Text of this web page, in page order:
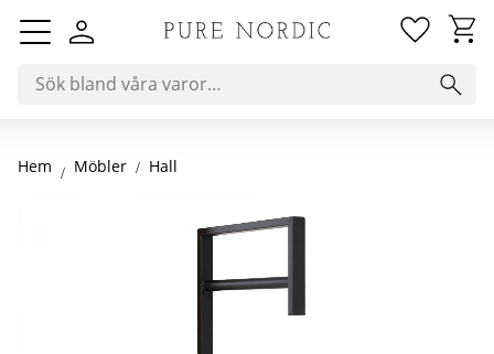
Meny
Hem Möbler Hall